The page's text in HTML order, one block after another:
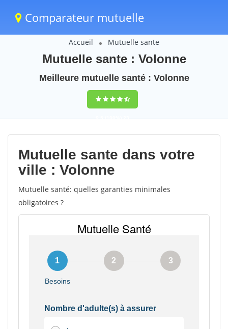
Comparateur mutuelle
Accueil Mutuelle sante
Mutuelle sante : Volonne
Meilleure mutuelle santé : Volonne
9,5(100%)23
votes
Mutuelle sante dans votre
ville : Volonne
Mutuelle santé: quelles garanties minimales
obligatoires ?